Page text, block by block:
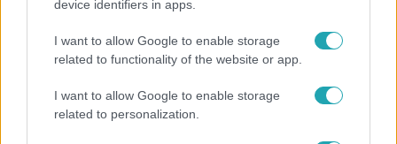
device identifiers in apps.
I want to allow Google to enable storage
related to functionality of the website or app.
I want to allow Google to enable storage
related to personalization.